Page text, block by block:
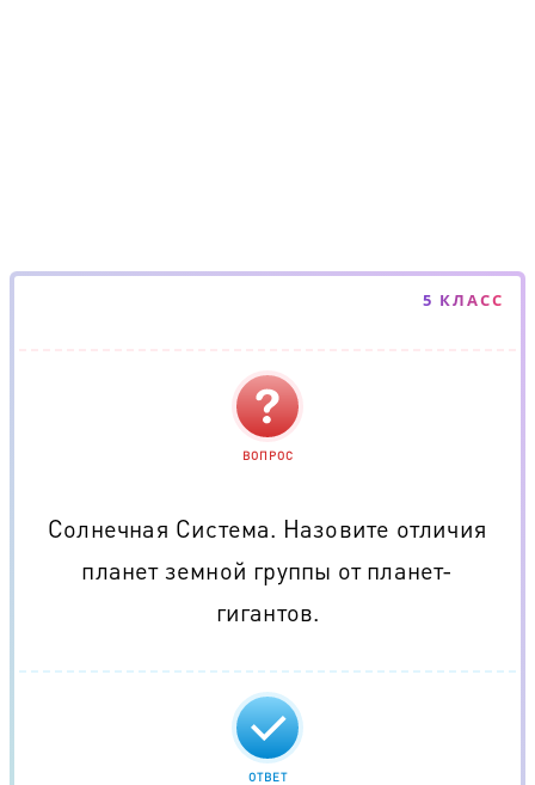
5 КЛАСС
ВОПРОС
Солнечная Система. Назовите отличия
планет земной группы от планет-
гигантов.
ОТВЕТ